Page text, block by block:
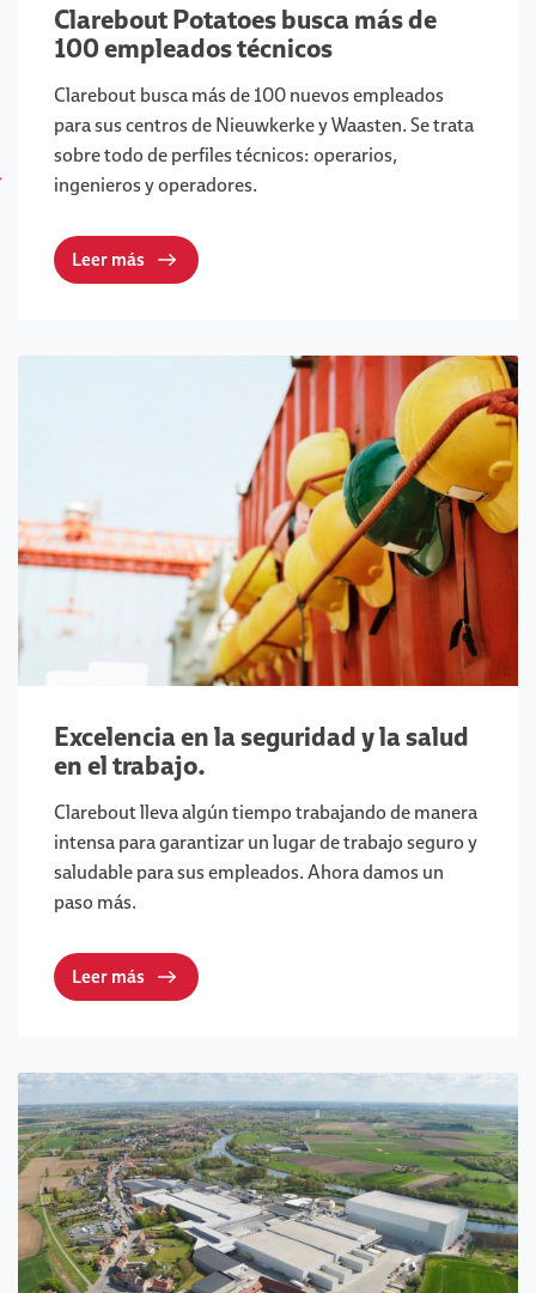
Clarebout Potatoes busca más de
100 empleados técnicos
Clarebout busca más de 100 nuevos empleados
para sus centros de Nieuwkerke y Waasten. Se trata
sobre todo de perfiles técnicos: operarios,
ingenieros y operadores.
Leer más
Excelencia en la seguridad y la salud
en el trabajo.
Clarebout lleva algún tiempo trabajando de manera
intensa para garantizar un lugar de trabajo seguro y
saludable para sus empleados. Ahora damos un
paso más.
Leer más